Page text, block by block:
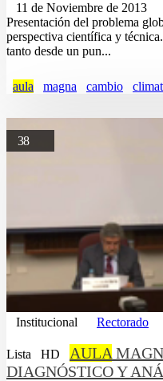
11 de Noviembre de 2013
Presentación del problema
perspectiva científica y
tanto desde un pun...
aula magna cambio
38
Institucional Rectorado
Lista HD AULA
DIAGNÓSTICO Y